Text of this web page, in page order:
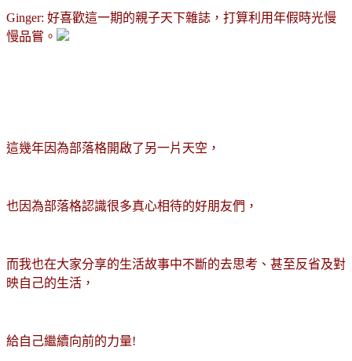
Ginger: 好喜歡這一期的親子天下雜誌，打算利用年假時光慢
慢品嘗。
這幾年因為部落格開啟了另一片天空，
也因為部落格認識很多真心相待的好朋友們，
而我也在大家分享的生活故事中不斷的去思考、甚至反省及對
映自己的生活，
給自己繼續向前的力量!